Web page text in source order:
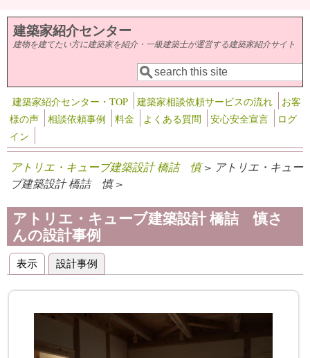
メインコンテンツに移動
建築家紹介センター
建物を建てたい方に建築家を紹介・一級建築士が運営する建築家紹介サイト
検索フォーム
検索
建築家紹介センター・TOP 建築家相談依頼サービスの流れ
お客
様の声
相談依頼事例 料金 よくある質問 安心安全宣言
ログ
イン
アトリエ・キューブ建築設計 橋詰 慎> アトリエ・キュー
ブ建築設計 橋詰 慎 >
アトリエ・キューブ建築設計 橋詰 慎さ
んの設計事例
プライマリータブ
表示 設計事例